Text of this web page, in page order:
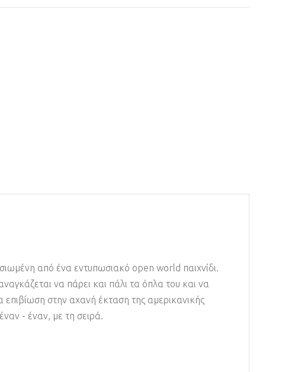
από ένα εντυπωσιακό open world παιχνίδι.
να πάρει και πάλι τα όπλα του και να
στην αχανή έκταση της αμερικανικής
- έναν, με τη σειρά.